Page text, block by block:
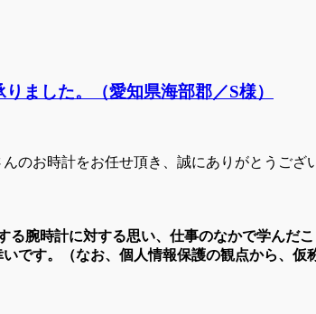
ました。（愛知県海部郡／S様）
のお時計をお任せ頂き、誠にありがとうご
る腕時計に対する思い、仕事のなかで学ん
です。（なお、個人情報保護の観点から、仮